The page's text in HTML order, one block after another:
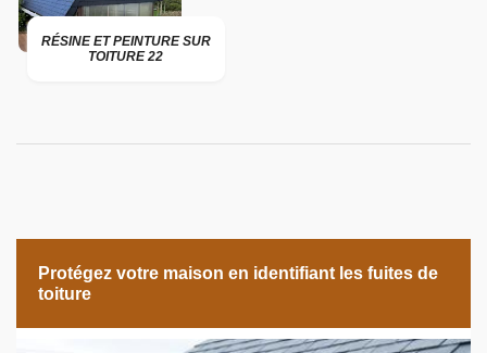
RÉSINE ET PEINTURE SUR
TOITURE 22
Protégez votre maison en identifiant les fuites de
toiture